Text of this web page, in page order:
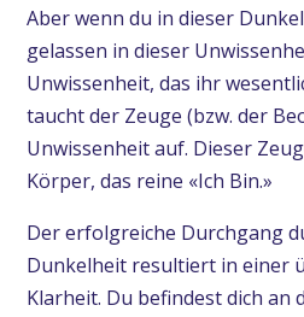
Aber wenn du in dieser
gelassen in dieser
Unwissenheit, das ihr
taucht der Zeuge (bzw. der
Unwissenheit auf. Dieser
Körper, das reine «Ich Bin.»
Der erfolgreiche Durchgang
Dunkelheit resultiert in einer
Klarheit. Du befindest dich an